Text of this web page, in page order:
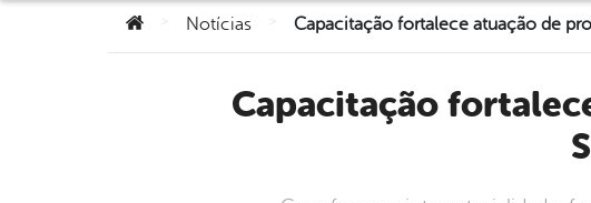
Você está aqui:
Notícias
Capacitação fortalece atuação de profissionais da Assistência